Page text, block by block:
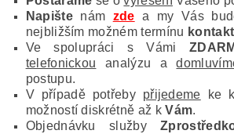
Napištenám zde a my Vás
nejbližším možném termínu
Ve spolupráci s Vámi
telefonickou analýzu a
postupu.
V případě potřeby přijedeme ke
možností diskrétně až kVám.
Objednávku služby